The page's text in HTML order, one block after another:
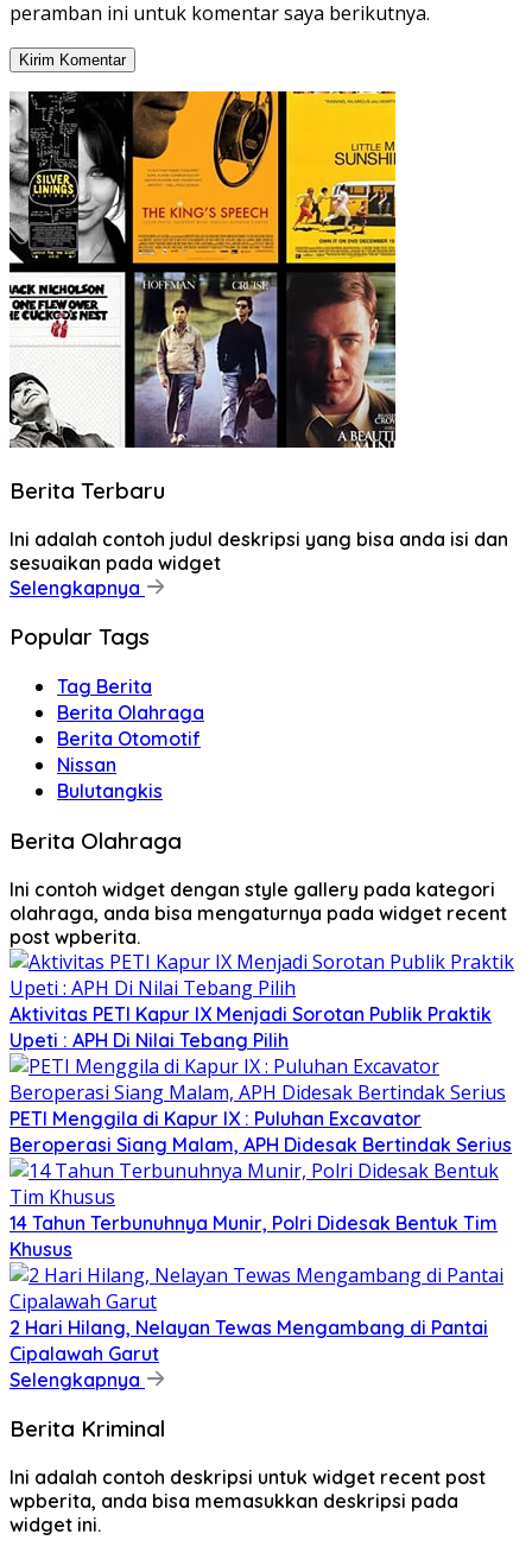
peramban ini untuk komentar saya berikutnya.
Berita Terbaru
Ini adalah contoh judul deskripsi yang bisa anda isi dan
sesuaikan pada widget
Selengkapnya
Popular Tags
Tag Berita
Berita Olahraga
Berita Otomotif
Nissan
Bulutangkis
Berita Olahraga
Ini contoh widget dengan style gallery pada kategori
olahraga, anda bisa mengaturnya pada widget recent
post wpberita.
Aktivitas PETI Kapur IX Menjadi Sorotan Publik Praktik
Upeti : APH Di Nilai Tebang Pilih
PETI Menggila di Kapur IX : Puluhan Excavator
Beroperasi Siang Malam, APH Didesak Bertindak Serius
14 Tahun Terbunuhnya Munir, Polri Didesak Bentuk Tim
Khusus
2 Hari Hilang, Nelayan Tewas Mengambang di Pantai
Cipalawah Garut
Selengkapnya
Berita Kriminal
Ini adalah contoh deskripsi untuk widget recent post
wpberita, anda bisa memasukkan deskripsi pada
widget ini.